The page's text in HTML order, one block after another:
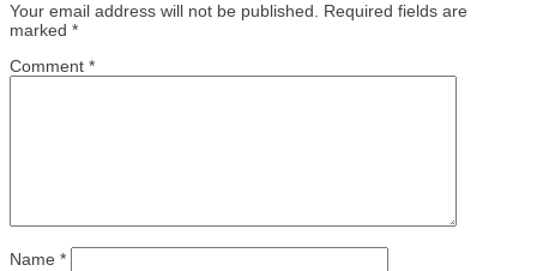
Your email address will not be published.
Required fields are
marked *
Comment *
Name *